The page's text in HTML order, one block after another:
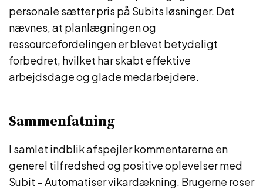
personale sætter pris på Subits løsninger. Det
nævnes, at planlægningen og
ressourcefordelingen er blevet betydeligt
forbedret, hvilket har skabt effektive
arbejdsdage og glade medarbejdere.
Sammenfatning
I samlet indblik afspejler kommentarerne en
generel tilfredshed og positive oplevelser med
Subit – Automatiser vikardækning. Brugerne roser